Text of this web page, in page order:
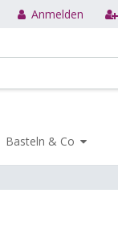
Anmelden
Basteln & Co